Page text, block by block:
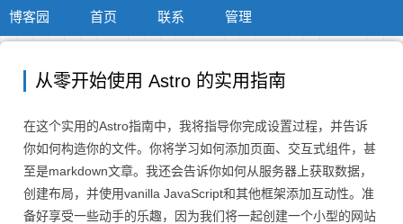
博客园 首页 联系 管理
从零开始使用 Astro 的实用指南
在这个实用的Astro指南中，我将指导你完成设置过程，并告诉
你如何构造你的文件。你将学习如何添加页面、交互式组件，甚
至是markdown文章。我还会告诉你如何从服务器上获取数据，
创建布局，并使用vanilla JavaScript和其他框架添加互动性。准
备好享受一些动手的乐趣，因为我们将一起创建一个小型的网站